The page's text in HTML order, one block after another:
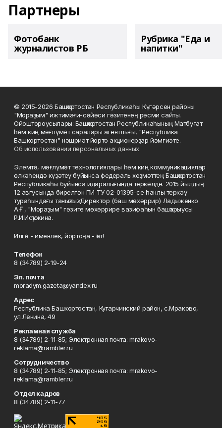
Партнеры
Фотобанк
журналистов РБ
Рубрика "Еда и
напитки"
© 2015-2026 Башҡортостан Республикаһы Күгәрсен районы
"Мораҙым" ижтимағи-сәйәси гәзитенең рәсми сайты.
Ойоштороусылары: Башҡортостан Республикаһының Матбуғат
һәм киң мәғлүмәт саралары агентлығы, "Республика
Башкортостан" нәшриәт йорто акционерҙар йәмғиәте.
Об использовании персональных данных
Элемтә, мәғлүмәт технологиялары һәм киң коммуникациялар
өлкәһендә күҙәтеү буйынса федераль хеҙмәттең Башҡортостан
Республикаһы буйынса идаралығында теркәлде. 2015 йылдың
12 авгусында бирелгән ПИ ТУ 02-01395-се һанлы теркәү
тураһындағы таныҡлыҡ. Директор (баш мөхәррир) Ладыженко
А.Ғ., "Мораҙым" гәзите мөхәррире вазифаһын башҡарыусы
Р.И.Исҡужина.
Илгә - именлек, йортоңа - ҡот!
Телефон
8 (34789) 2-19-24
Эл. почта
moradym.gazeta@yandex.ru
Адрес
Республика Башкортостан, Кугарчинский район, с.Мраково,
ул.Ленина, 49
Рекламная служба
8 (34789) 2-11-85; Электронная почта: mrakovo-
reklama@rambler.ru
Сотрудничество
8 (34789) 2-11-85; Электронная почта: mrakovo-
reklama@rambler.ru
Отдел кадров
8 (34789) 2-11-77